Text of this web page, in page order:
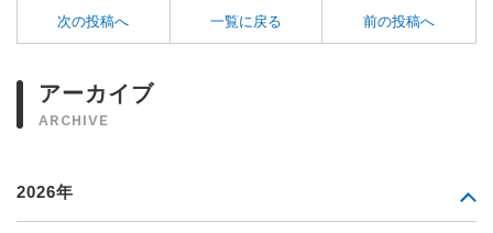
次の投稿へ 一覧に戻る 前の投稿へ
アーカイブ
ARCHIVE
2026年